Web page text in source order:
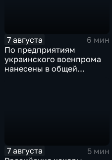
7 августа
6 мин
По предприятиям
украинского военпрома
нанесены в общей
7 августа
5 мин